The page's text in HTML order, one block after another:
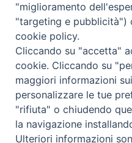
Abbonamento Annuale
Abbonamento Singola
Redazione: Pavia, Piazza
IVA: 00213430184
"miglioramento
"targeting e pubblicità")
cookie policy.
Cliccando su "accetta"
cookie. Cliccando su
maggiori informazioni
personalizzare le tue
"rifiuta" o chiudendo
la navigazione
Ulteriori informazioni